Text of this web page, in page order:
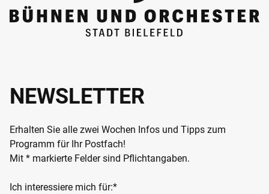
NEWSLETTER
Erhalten Sie alle zwei Wochen Infos und Tipps zum
Programm für Ihr Postfach!
Mit * markierte Felder sind Pflichtangaben.
Ich interessiere mich für:*